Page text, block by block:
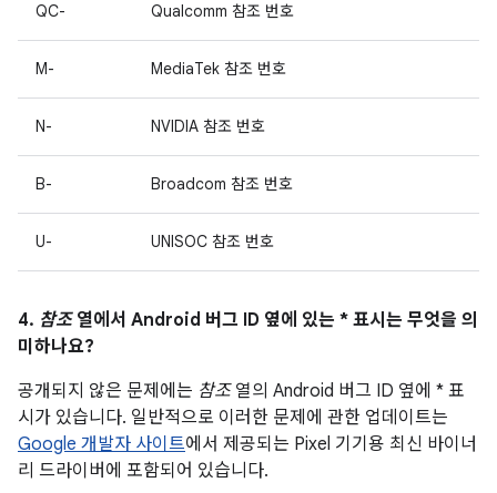
QC- Qualcomm 참조 번호
M- MediaTek 참조 번호
N- NVIDIA 참조 번호
B- Broadcom 참조 번호
U- UNISOC 참조 번호
4. 참조열에서 Android 버그 ID 옆에 있는 * 표시는 무엇을 의
미하나요?
공개되지 않은 문제에는 참조열의 Android 버그 ID 옆에 * 표
시가 있습니다. 일반적으로 이러한 문제에 관한 업데이트는
Google 개발자 사이트에서 제공되는 Pixel 기기용 최신 바이너
리 드라이버에 포함되어 있습니다.